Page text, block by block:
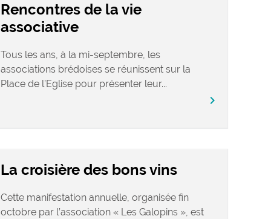
Rencontres de la vie
associative
Tous les ans, à la mi-septembre, les
associations brédoises se réunissent sur la
Place de l’Eglise pour présenter leur...
chevron_right
La croisière des bons vins
Cette manifestation annuelle, organisée fin
octobre par l’association « Les Galopins », est